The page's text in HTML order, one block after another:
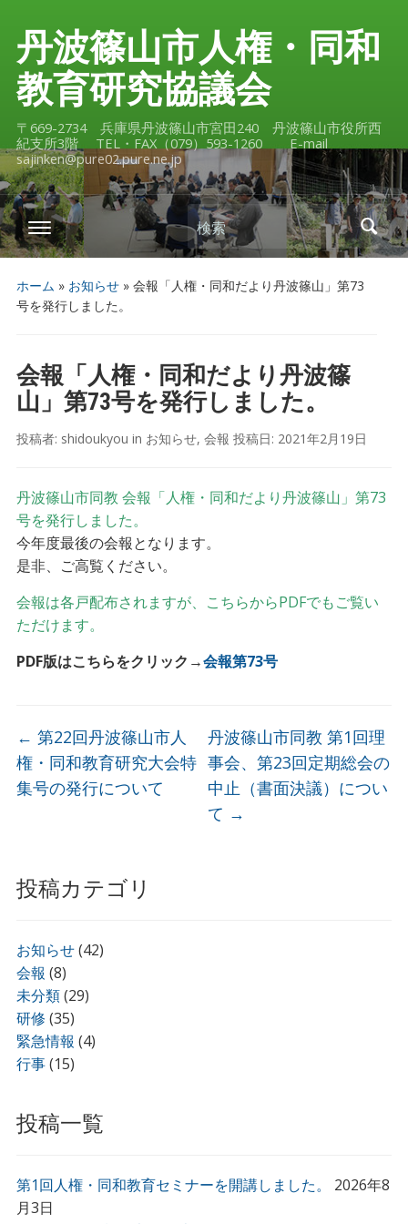
丹波篠山市人権・同和
教育研究協議会
〒669-2734 兵庫県丹波篠山市宮田240 丹波篠山市役所西
紀支所3階 TEL・FAX（079）593-1260 E-mail
sajinken@pure02.pure.ne.jp
検索
ホーム » お知らせ» 会報「人権・同和だより丹波篠山」第73
号を発行しました。
投稿カテゴリ
お知らせ(42)
会報 (8)
未分類(29)
研修 (35)
緊急情報 (4)
行事(15)
投稿一覧
第1回人権・同和教育セミナーを開講しました。
2026年8
月3日
会報「人権・同和だより丹波篠
山」第73号を発行しました。
投稿者: shidoukyou in お知らせ, 会報 投稿日: 2021年2月19日
丹波篠山市同教 会報「人権・同和だより丹波篠山」第73
号を発行しました。
今年度最後の会報となります。
是非、ご高覧ください。
会報は各戸配布されますが、こちらからPDFでもご覧い
ただけます。
PDF版はこちらをクリック→会報第73号
← 第22回丹波篠山市人
権・同和教育研究大会特
集号の発行について
丹波篠山市同教 第1回理
事会、第23回定期総会の
中止（書面決議）につい
て →